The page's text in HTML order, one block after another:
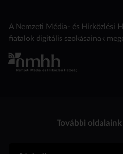
A Nemzeti Média- és Hírközlési
fiatalok digitális szokásainak
További